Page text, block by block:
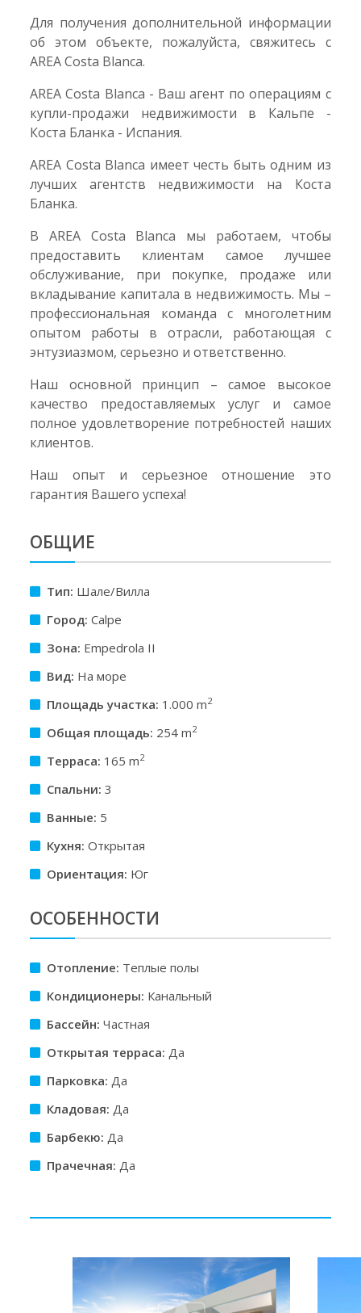
Для получения дополнительной информации
об этом объекте, пожалуйста, свяжитесь с
AREA Costa Blanca.
AREA Costa Blanca - Ваш агент по операциям с
купли-продажи недвижимости в Кальпе -
Коста Бланка - Испания.
AREA Costa Blanca имеет честь быть одним из
лучших агентств недвижимости на Коста
Бланка.
В AREA Costa Blanca мы работаем, чтобы
предоставить клиентам самое лучшее
обслуживание, при покупке, продаже или
вкладывание капитала в недвижимость. Мы –
профессиональная команда с многолетним
опытом работы в отрасли, работающая с
энтузиазмом, серьезно и ответственно.
Наш основной принцип – самое высокое
качество предоставляемых услуг и самое
полное удовлетворение потребностей наших
клиентов.
Наш опыт и серьезное отношение это
гарантия Вашего успеха!
ОБЩИЕ
Тип: Шале/Вилла
Город: Calpe
Зона: Empedrola II
Вид: На море
Площадь участкa: 1.000 m2
Общая площадь: 254 m2
Терраса: 165 m2
Спальни: 3
Ванные: 5
Кухня: Открытая
Ориентация: Юг
ОСОБЕННОСТИ
Отопление: Теплые полы
Кондиционеры: Канальный
Бассейн: Частная
Открытая терраса: Да
Парковка: Да
Кладовая: Да
Барбекю: Да
Прачечная: Да